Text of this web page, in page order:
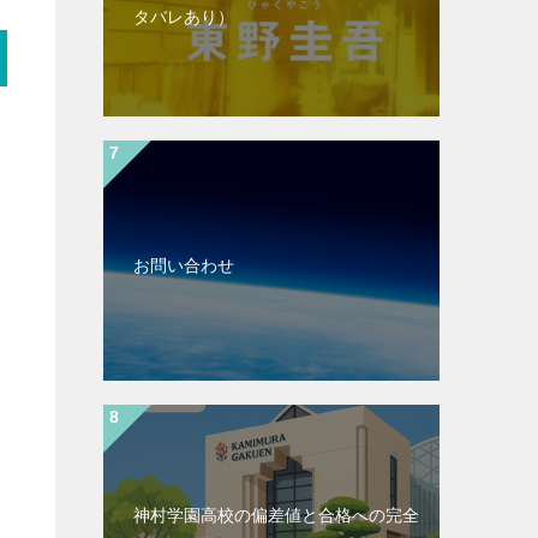
タバレあり）
お問い合わせ
神村学園高校の偏差値と合格への完全